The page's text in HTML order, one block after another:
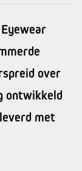
over
ontwikkeld
met